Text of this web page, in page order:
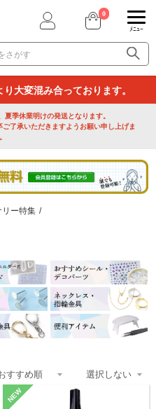
0
ﾒﾆｭｰ
大変混み合っております。
季休業明けの発送となります。
了承いただきますようお願い申し上げま
リー特集 /
NEW